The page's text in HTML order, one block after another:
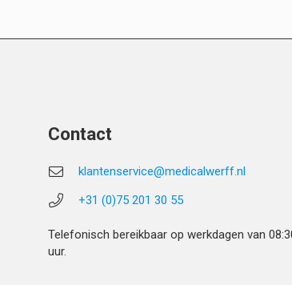
Contact
klantenservice@medicalwerff.nl
+31 (0)75 201 30 55
Telefonisch bereikbaar op werkdagen van
uur.